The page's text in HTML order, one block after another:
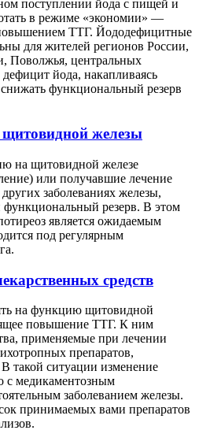
поступлении йода с пищей и
в режиме «экономии» —
ТТГ. Йододефицитные
для жителей регионов России,
Поволжья, центральных
йода, накапливаясь
функциональный резерв
щитовидной железы
на щитовидной железе
или получавшие лечение
заболеваниях железы,
резерв. В этом
является ожидаемым
под регулярным
средств
на функцию щитовидной
повышение ТТГ. К ним
применяемые при лечении
препаратов,
такой ситуации изменение
с медикаментозным
заболеванием железы.
принимаемых вами препаратов